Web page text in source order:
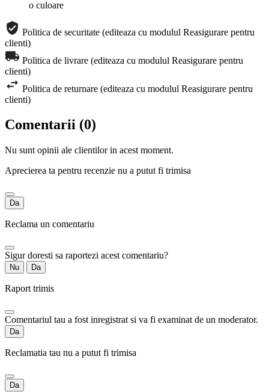
o culoare
Politica de securitate (editeaza cu modulul Reasigurare pentru
clienti)
Politica de livrare (editeaza cu modulul Reasigurare pentru
clienti)
Politica de returnare (editeaza cu modulul Reasigurare pentru
clienti)
Comentarii (0)
Nu sunt opinii ale clientilor in acest moment.
Aprecierea ta pentru recenzie nu a putut fi trimisa
Da
Reclama un comentariu
Sigur doresti sa raportezi acest comentariu?
Nu Da
Raport trimis
Comentariul tau a fost inregistrat si va fi examinat de un moderator.
Da
Reclamatia tau nu a putut fi trimisa
Da